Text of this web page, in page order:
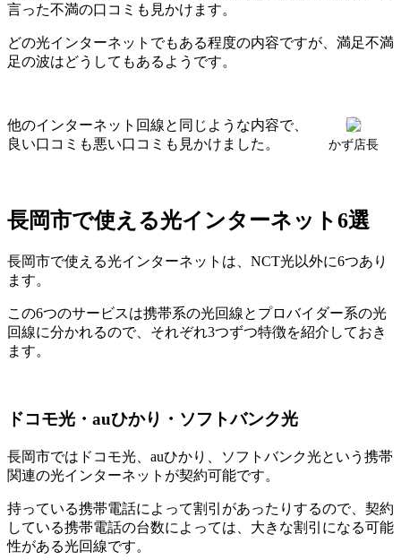
言った不満の口コミも見かけます。
どの光インターネットでもある程度の内容ですが、満足不満
足の波はどうしてもあるようです。
他のインターネット回線と同じような内容で、
良い口コミも悪い口コミも見かけました。
かず店長
長岡市で使える光インターネット6選
長岡市で使える光インターネットは、NCT光以外に6つあり
ます。
この6つのサービスは携帯系の光回線とプロバイダー系の光
回線に分かれるので、それぞれ3つずつ特徴を紹介しておき
ます。
ドコモ光・auひかり・ソフトバンク光
長岡市ではドコモ光、auひかり、ソフトバンク光という携帯
関連の光インターネットが契約可能です。
持っている携帯電話によって割引があったりするので、契約
している携帯電話の台数によっては、大きな割引になる可能
性がある光回線です。